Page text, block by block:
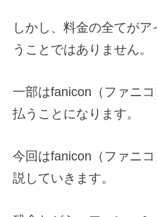
しかし、料金の全てが
うことではありません。
一部はfanicon（ファニ
払うことになります。
今回はfanicon（ファニ
説していきます。